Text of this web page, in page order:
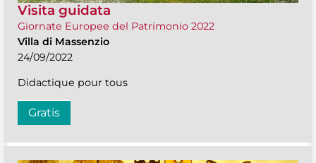
Visita guidata
Giornate Europee del Patrimonio 2022
Villa di Massenzio
24/09/2022
Didactique pour tous
Gratis